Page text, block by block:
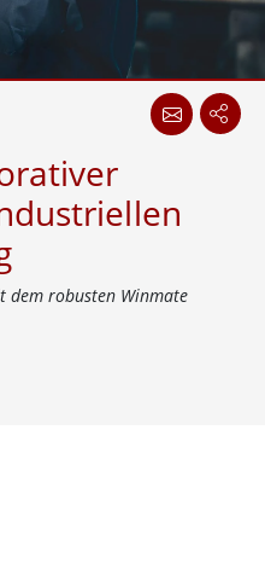
dem robusten Winmate